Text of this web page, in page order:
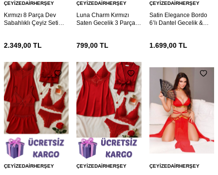
ÇEYIZEDAIRHERŞEY
Kırmızı 8 Parça Dev
Sabahlıklı Çeyiz Seti
2.349,00 TL
ÇEYIZEDAIRHERŞEY
Luna Charm Kırmızı
Saten Gecelik 3 Parça
799,00 TL
ÇEYIZEDAIRHERŞEY
Satin Elegance Bordo
6’lı Dantel Gecelik &
1.699,00TL
ÇEYIZEDAIRHERŞEY ÇEYIZEDAIRHERŞEY ÇEYIZEDAIRHERŞEY